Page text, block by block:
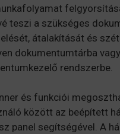
teszi a szükséges
átalakítását és
dokumentumtárba vagy
rendszerbe.
és funkciói
között az beépített
panel segítségével. A